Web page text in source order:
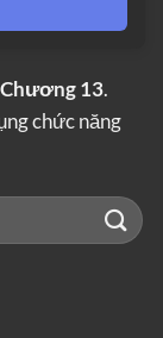
13.
chức năng